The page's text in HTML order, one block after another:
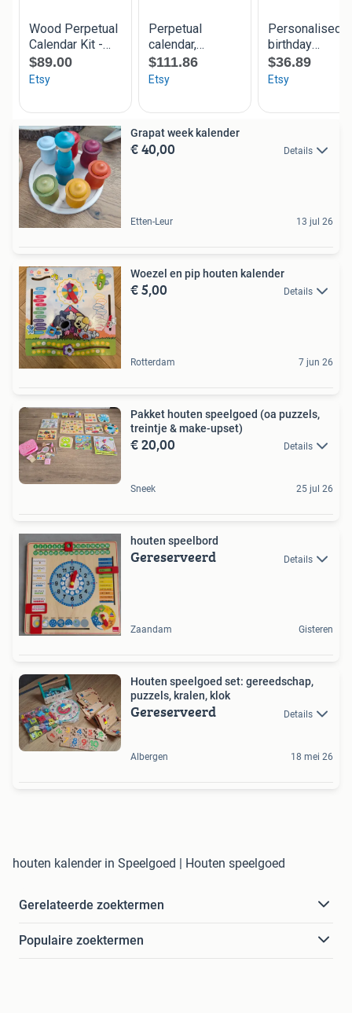
Grapat week kalender
€ 40,00 Details
Etten-Leur 13 jul 26
Woezel en pip houten kalender
€ 5,00 Details
Rotterdam 7 jun 26
Pakket houten speelgoed (oa puzzels,
treintje & make-upset)
€ 20,00 Details
Sneek 25 jul 26
houten speelbord
Gereserveerd Details
Zaandam Gisteren
Houten speelgoed set: gereedschap,
puzzels, kralen, klok
Gereserveerd Details
Albergen 18 mei 26
houten kalender in Speelgoed | Houten speelgoed
Gerelateerde zoektermen
Populaire zoektermen